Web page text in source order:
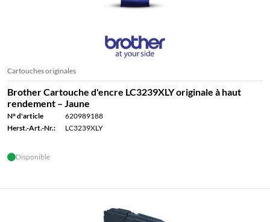
Cartouches originales
Brother Cartouche d'encre LC3239XLY originale à haut
rendement – Jaune
N° d'article
620989188
Herst.-Art.-Nr.:
LC3239XLY
Disponible